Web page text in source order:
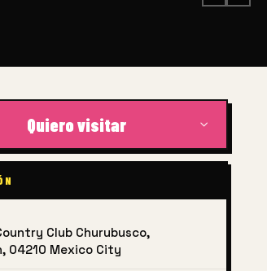
Quiero visitar
Club Churubusco,
04210 Mexico City